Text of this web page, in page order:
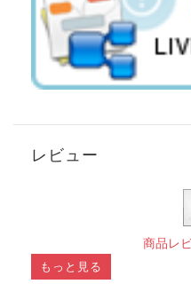
レビュー
商品レ
もっと見る